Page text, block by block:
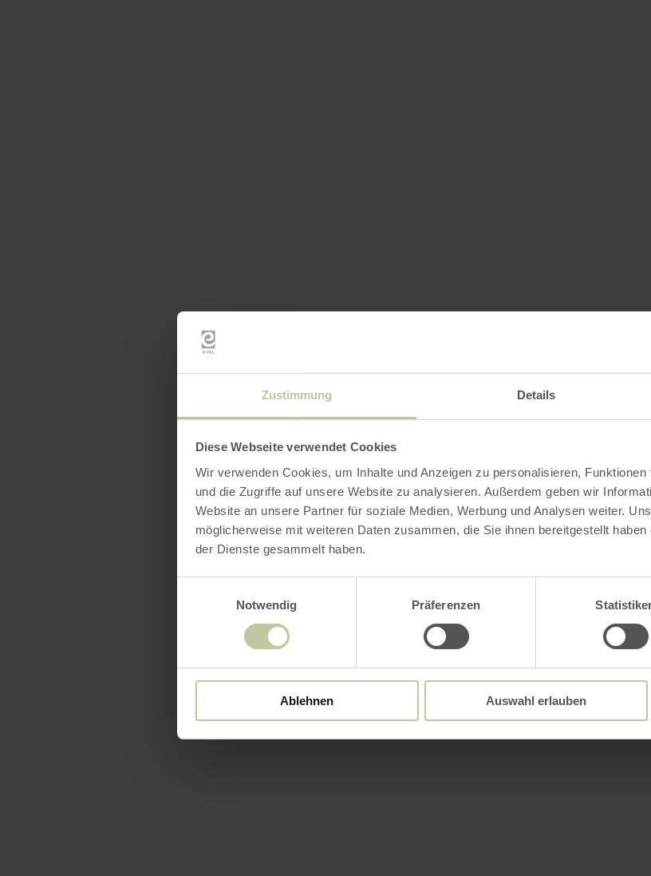
Zustimmung Details
Diese Webseite verwendet Cookies
Wir verwenden Cookies, um Inhalte und Anzeigen zu personalisieren,
und die Zugriffe auf unsere Website zu analysieren. Außerdem geben wir
Website an unsere Partner für soziale Medien, Werbung und Analysen weiter.
möglicherweise mit weiteren Daten zusammen, die Sie ihnen bereitgestellt
der Dienste gesammelt haben.
Notwendig
Präferenzen
Ablehnen Auswahl erlauben